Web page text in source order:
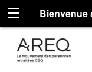
Bienvenue